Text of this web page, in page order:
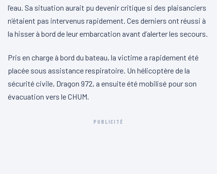
l’eau. Sa situation aurait pu devenir critique si des plaisanciers
n’étaient pas intervenus rapidement. Ces derniers ont réussi à
la hisser à bord de leur embarcation avant d’alerter les secours.
Pris en charge à bord du bateau, la victime a rapidement été
placée sous assistance respiratoire. Un hélicoptère de la
sécurité civile, Dragon 972, a ensuite été mobilisé pour son
évacuation vers le CHUM.
PUBLICITÉ